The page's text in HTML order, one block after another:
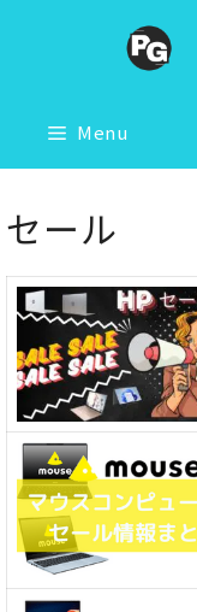
ツ
へ
ス
キ
ッ
プ
Menu
セール